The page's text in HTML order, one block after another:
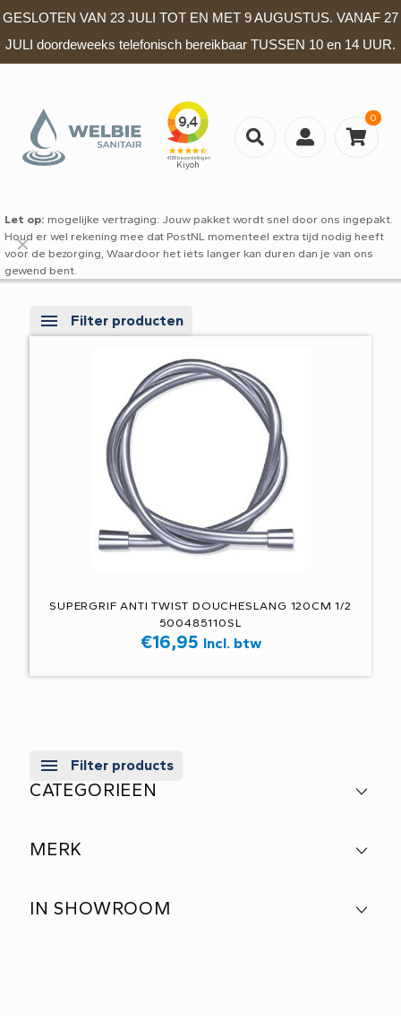
GESLOTEN VAN 23 JULI TOT EN MET 9 AUGUSTUS. VANAF 27
JULI doordeweeks telefonisch bereikbaar TUSSEN 10 en 14 UUR.
0
Let op: mogelijke vertraging: Jouw pakket wordt snel door ons ingepakt.
Houd er wel rekening mee dat PostNL momenteel extra tijd nodig heeft
voor de bezorging, Waardoor het iets langer kan duren dan je van ons
gewend bent.
✕
Filter producten
SUPERGRIF ANTI TWIST DOUCHESLANG 120CM 1/2
500485110SL
€16,95 Incl. btw
Filter products
CATEGORIEEN
MERK
IN SHOWROOM